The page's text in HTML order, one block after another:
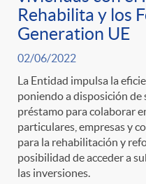
Rehabilita y los
Generation UE
02/06/2022
La Entidad impulsa la
poniendo a disposición de
préstamo para colaborar
particulares, empresas y
para la rehabilitación y
posibilidad de acceder a
las inversiones.